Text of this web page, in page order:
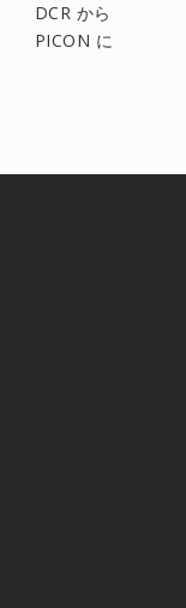
DCR から
PICON に